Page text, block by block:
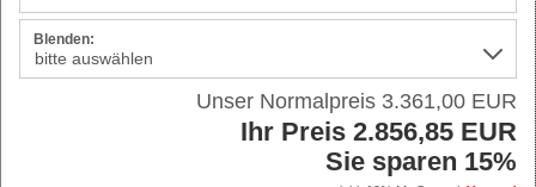
Blenden:
Unser Normalpreis 3.361,00 EUR
Ihr Preis 2.856,85 EUR
Sie sparen 15%